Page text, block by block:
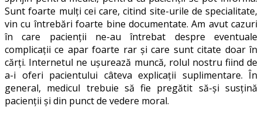
Sunt foarte mulți cei care, citind site-urile de specialitate,
vin cu întrebări foarte bine documentate. Am avut cazuri
în care pacienții ne-au întrebat despre eventuale
complicații ce apar foarte rar și care sunt citate doar în
cărți. Internetul ne ușurează muncă, rolul nostru fiind de
a-i oferi pacientului câteva explicații suplimentare. În
general, medicul trebuie să fie pregătit să-și susțină
pacienții și din punct de vedere moral.